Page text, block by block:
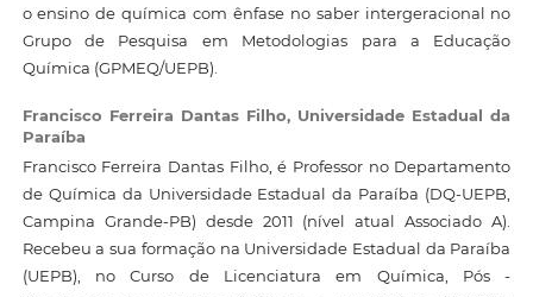
o ensino de química com ênfase no saber intergeracional no
Grupo de Pesquisa em Metodologias para a Educação
Química (GPMEQ/UEPB).
Francisco Ferreira Dantas Filho, Universidade Estadual da
Paraíba
Francisco Ferreira Dantas Filho, é Professor no Departamento
de Química da Universidade Estadual da Paraíba (DQ-UEPB,
Campina Grande-PB) desde 2011 (nível atual Associado A).
Recebeu a sua formação na Universidade Estadual da Paraíba
(UEPB), no Curso de Licenciatura em Química, Pós -